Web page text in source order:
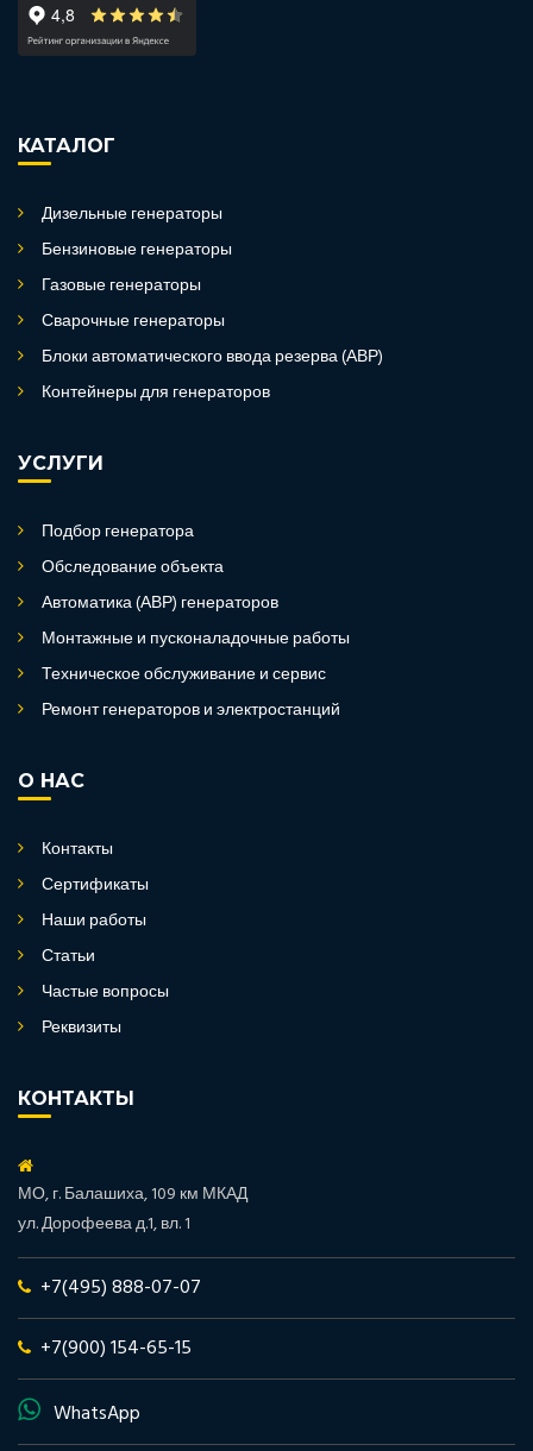
КАТАЛОГ
Дизельные генераторы
Бензиновые генераторы
Газовые генераторы
Сварочные генераторы
Блоки автоматического ввода резерва (АВР)
Контейнеры для генераторов
УСЛУГИ
Подбор генератора
Обследование объекта
Автоматика (АВР) генераторов
Монтажные и пусконаладочные работы
Техническое обслуживание и сервис
Ремонт генераторов и электростанций
О НАС
Контакты
Сертификаты
Наши работы
Статьи
Частые вопросы
Реквизиты
КОНТАКТЫ
МО, г. Балашиха, 109 км МКАД
ул. Дорофеева д.1, вл. 1
+7(495) 888-07-07
+7(900) 154-65-15
WhatsApp